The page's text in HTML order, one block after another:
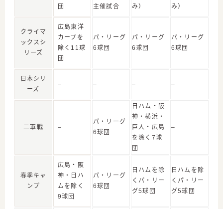
団
主催試合
み）
み）
クライマ
ックスシ
リーズ
広島東洋
カープを
除く11球
団
パ・リーグ
6球団
パ・リーグ
6球団
パ・リーグ
6球団
日本シリ
ーズ
– – – –
二軍戦 –
パ・リーグ
6球団
日ハム・阪
神・横浜・
巨人・広島
を除く7球
団
–
春季キャ
ンプ
広島・阪
神・日ハ
ムを除く
9球団
パ・リーグ
6球団
日ハムを除
くパ・リー
グ5球団
日ハムを除
くパ・リー
グ5球団